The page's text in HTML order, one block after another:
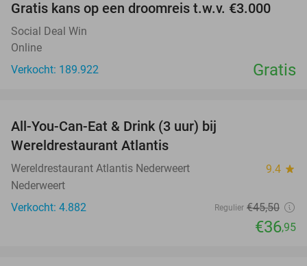
Gratis kans op een droomreis t.w.v. €3.000
Social Deal Win
Online
Verkocht: 189.922
Gratis
All-You-Can-Eat & Drink (3 uur) bij
Wereldrestaurant Atlantis
Wereldrestaurant Atlantis Nederweert 9.4 star
Nederweert
Verkocht: 4.882
Regulier €45,50
€36,95